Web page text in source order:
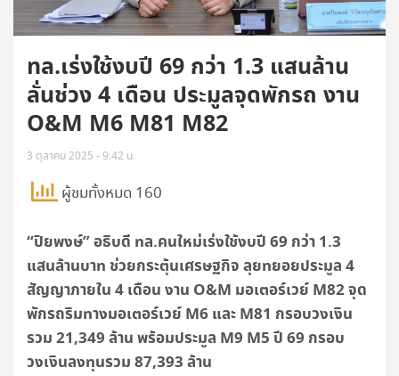
ทล.เร่งใช้งบปี 69 กว่า 1.3 แสนล้าน
ลั่นช่วง 4 เดือน ประมูลจุดพักรถ งาน
O&M M6 M81 M82
3 ตุลาคม 2025 - 9:42 น.
ผู้ชมทั้งหมด 160
“ปิยพงษ์” อธิบดี ทล.คนใหม่เร่งใช้งบปี 69 กว่า 1.3
แสนล้านบาท ช่วยกระตุ้นเศรษฐกิจ ลุยทยอยประมูล 4
สัญญาภายใน 4 เดือน งาน O&M มอเตอร์เวย์ M82 จุด
พักรถริมทางมอเตอร์เวย์ M6 และ M81 กรอบวงเงิน
รวม 21,349 ล้าน พร้อมประมูล M9 M5 ปี 69 กรอบ
วงเงินลงทุนรวม 87,393 ล้าน